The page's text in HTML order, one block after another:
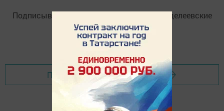
Подписывайтесь на
«Менделеевские
новости»
Перейти на страницу новости